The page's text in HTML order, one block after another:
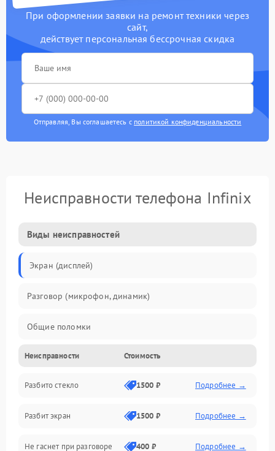
При оформлении заявки на ремонт техники через
сайт,
действует персональная бессрочная скидка
Отправляя, Вы соглашаетесь с политикой конфиденциальности
Неисправности телефона Infinix
Виды неисправностей
Экран (дисплей)
Разговор (микрофон, динамик)
Общие поломки
Проблемы связи
Камеры
Проблемы с дисплеем и сенсором
Неисправности Стоимость
Разбито стекло 1500 ₽ Подробнее →
Разбит экран 1500 ₽ Подробнее →
Не гаснет при разговоре 400 ₽ Подробнее →